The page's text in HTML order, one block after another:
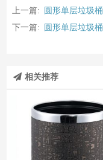
上一篇: 圆形单层垃圾桶
下一篇: 圆形单层垃圾桶
相关推荐